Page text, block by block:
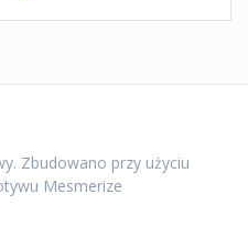
Zbudowano przy użyciu
Mesmerize